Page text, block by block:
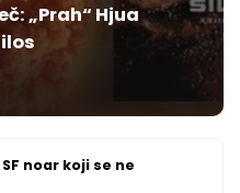
„Prah“ Hjua
noar koji se ne